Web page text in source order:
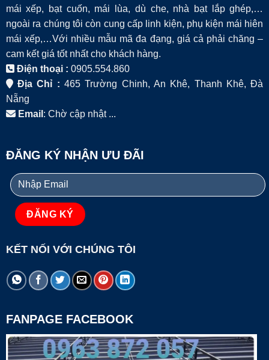
mái xếp, bạt cuốn, mái lùa, dù che, nhà bạt lắp ghép,…
ngoài ra chúng tôi còn cung cấp linh kiện, phụ kiện mái hiên
mái xếp,…Với nhiều mẫu mã đa đạng, giá cả phải chăng –
cam kết giá tốt nhất cho khách hàng.
Điện thoại : 0905.554.860
Địa Chỉ : 465 Trường Chinh, An Khê, Thanh Khê, Đà
Nẵng
Email : Chờ cập nhật ...
ĐĂNG KÝ NHẬN ƯU ĐÃI
KẾT NỐI VỚI CHÚNG TÔI
FANPAGE FACEBOOK